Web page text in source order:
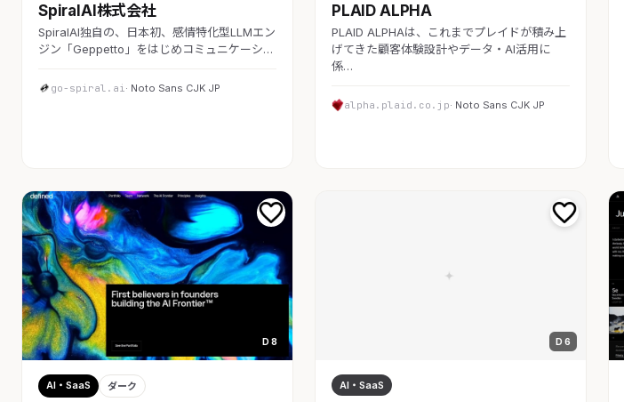
SpiralAI株式会社
SpiralAI独自の、日本初、感情特化型LLMエン
ジン「Geppetto」をはじめコミュニケーシ…
go-spiral.ai · Noto Sans CJK JP
PLAID ALPHA
PLAID ALPHAは、これまでプレイドが積み上
げてきた顧客体験設計やデータ・AI活用に
係…
alpha.plaid.co.jp· Noto Sans CJK JP
D 8
AI・SaaS ダーク
D 6
AI・SaaS